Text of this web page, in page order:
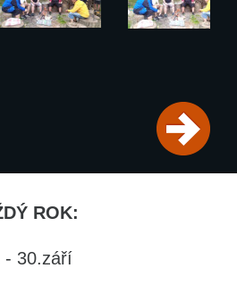
ROK:
- 30.září